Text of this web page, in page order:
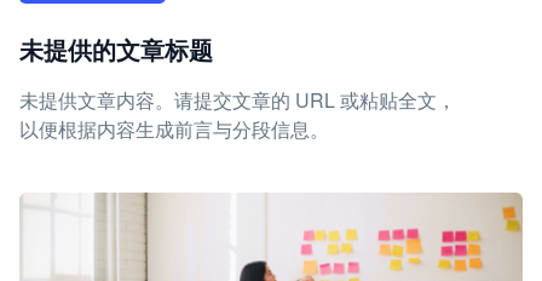
未提供的文章标题
未提供文章内容。请提交文章的 URL 或粘贴全文，
以便根据内容生成前言与分段信息。